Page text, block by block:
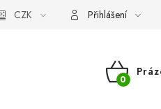
Moje objednávka Mapa
CZK Přihlášení